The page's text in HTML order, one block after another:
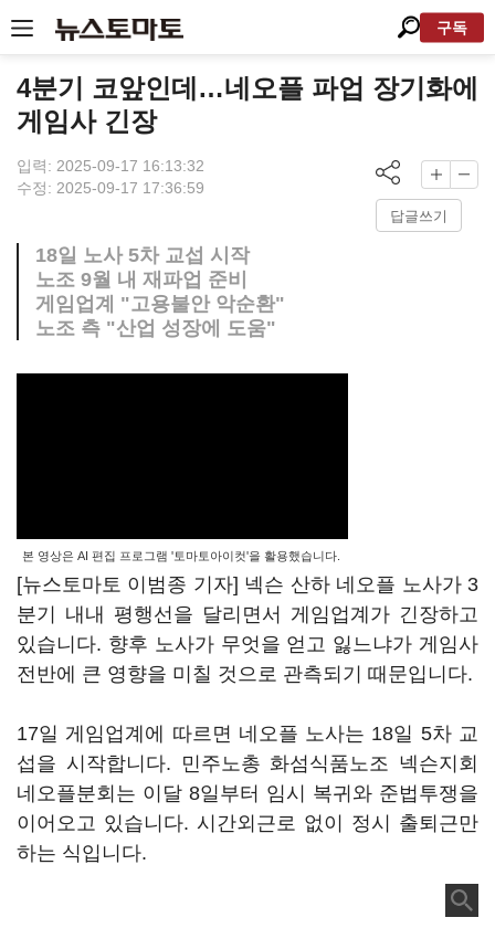
구독
4분기 코앞인데…네오플 파업 장기화에
게임사 긴장
입력: 2025-09-17 16:13:32
수정: 2025-09-17 17:36:59
답글쓰기
18일 노사 5차 교섭 시작
노조 9월 내 재파업 준비
게임업계 "고용불안 악순환"
노조 측 "산업 성장에 도움"
본 영상은 AI 편집 프로그램 '토마토아이컷'을 활용했습니다.
[뉴스토마토 이범종 기자] 넥슨 산하 네오플 노사가 3
분기 내내 평행선을 달리면서 게임업계가 긴장하고
있습니다. 향후 노사가 무엇을 얻고 잃느냐가 게임사
전반에 큰 영향을 미칠 것으로 관측되기 때문입니다.
17일 게임업계에 따르면 네오플 노사는 18일 5차 교
섭을 시작합니다. 민주노총 화섬식품노조 넥슨지회
네오플분회는 이달 8일부터 임시 복귀와 준법투쟁을
이어오고 있습니다. 시간외근로 없이 정시 출퇴근만
하는 식입니다.